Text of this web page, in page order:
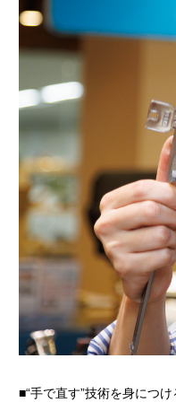
■“手で直す”技術を身につ